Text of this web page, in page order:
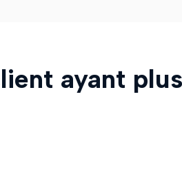
ayant